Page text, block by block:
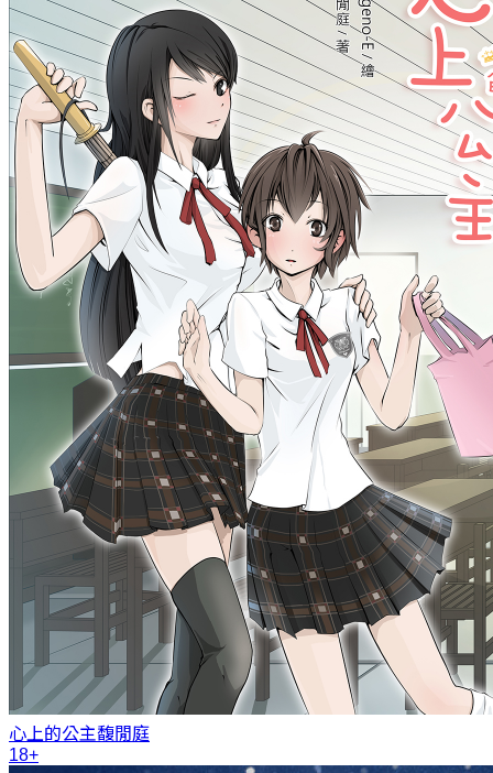
心上的公主馥閒庭
18+